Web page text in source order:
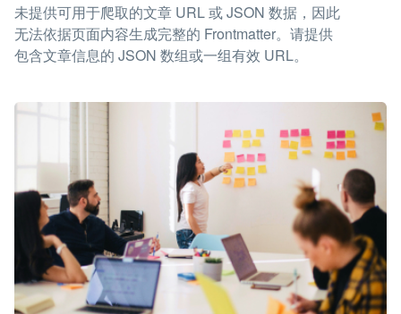
未提供可用于爬取的文章 URL 或 JSON 数据，因此
无法依据页面内容生成完整的 Frontmatter。请提供
包含文章信息的 JSON 数组或一组有效 URL。